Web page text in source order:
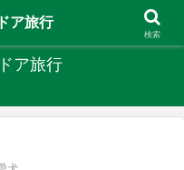
びを楽しんでます
ア旅行
ア旅行
検索